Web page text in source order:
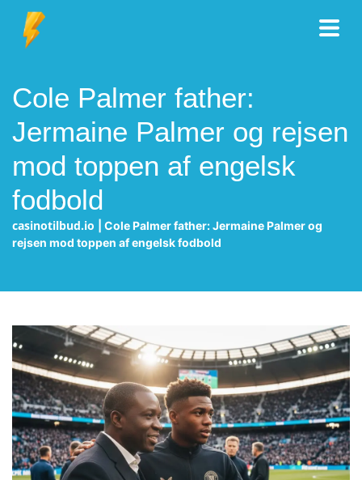
Cole Palmer father:
Jermaine Palmer og rejsen
mod toppen af engelsk
fodbold
casinotilbud.io
Cole Palmer father: Jermaine Palmer og
rejsen mod toppen af engelsk fodbold